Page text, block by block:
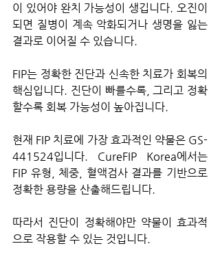
이 있어야 완치 가능성이 생깁니다. 오진이
되면 질병이 계속 악화되거나 생명을 잃는
결과로 이어질 수 있습니다.
FIP는 정확한 진단과 신속한 치료가 회복의
핵심입니다. 진단이 빠를수록, 그리고 정확
할수록 회복 가능성이 높아집니다.
현재 FIP 치료에 가장 효과적인 약물은 GS-
441524입니다. CureFIP Korea에서는
FIP 유형, 체중, 혈액검사 결과를 기반으로
정확한 용량을 산출해드립니다.
따라서 진단이 정확해야만 약물이 효과적
으로 작용할 수 있는 것입니다.